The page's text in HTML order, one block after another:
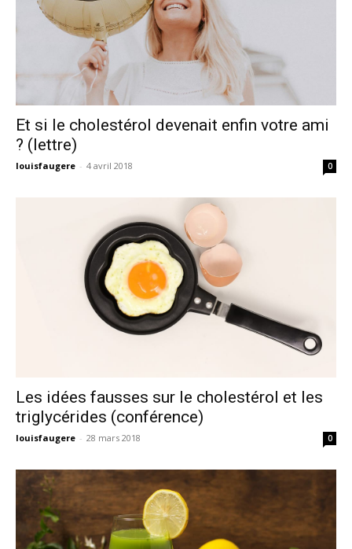
Et si le cholestérol devenait enfin votre ami
? (lettre)
louisfaugere - 4 avril 2018 0
Les idées fausses sur le cholestérol et les
triglycérides (conférence)
louisfaugere - 28 mars 2018 0